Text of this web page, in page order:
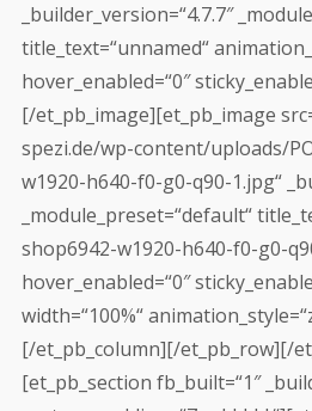
_builder_version=“4.7.7″
title_text=“unnamed“
hover_enabled=“0″
[/et_pb_image][et_pb_image
spezi.de/wp-content/uploads/
w1920-h640-f0-g0-q90-1.jpg“
_module_preset=“default“
shop6942-w1920-h640-f0-g0-
hover_enabled=“0″
width=“100%“
[/et_pb_column][/et_pb_row][/
[et_pb_section fb_built=“1″